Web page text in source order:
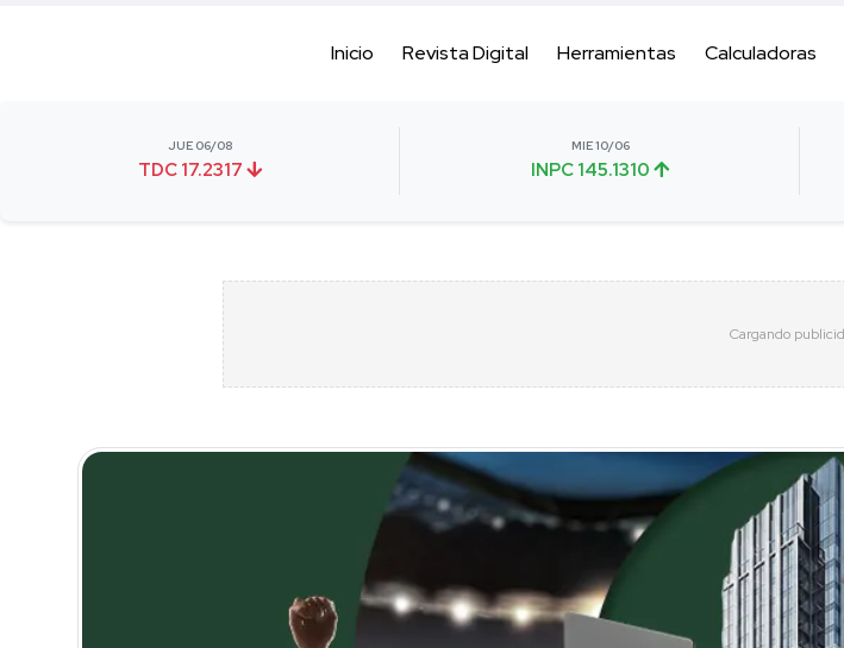
Inicio Revista Digital Herramientas Calculadoras
JUE 06/08
TDC 17.2317
MIE 10/06
INPC 145.1310